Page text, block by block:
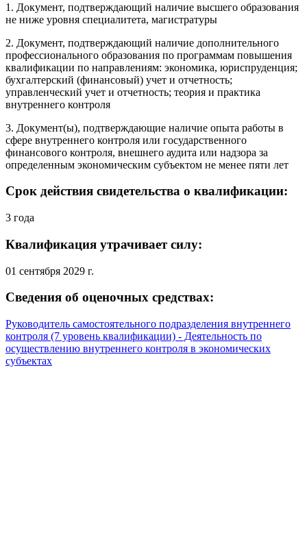
1. Документ, подтверждающий наличие высшего образования
не ниже уровня специалитета, магистратуры
2. Документ, подтверждающий наличие дополнительного
профессионального образования по программам повышения
квалификации по направлениям: экономика, юриспруденция;
бухгалтерский (финансовый) учет и отчетность;
управленческий учет и отчетность; теория и практика
внутреннего контроля
3. Документ(ы), подтверждающие наличие опыта работы в
сфере внутреннего контроля или государственного
финансового контроля, внешнего аудита или надзора за
определенным экономическим субъектом не менее пяти лет
Срок действия свидетельства о квалификации:
3 года
Квалификация утрачивает силу:
01 сентября 2029 г.
Сведения об оценочных средствах:
Руководитель самостоятельного подразделения внутреннего
контроля (7 уровень квалификации) - Деятельность по
осуществлению внутреннего контроля в экономических
субъектах